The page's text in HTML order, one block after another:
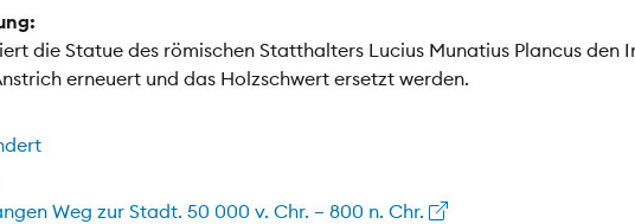
die Statue des römischen Statthalters Lucius Munatius Plancus den
erneuert und das Holzschwert ersetzt werden.
Weg zur Stadt. 50 000 v. Chr. – 800 n. Chr.